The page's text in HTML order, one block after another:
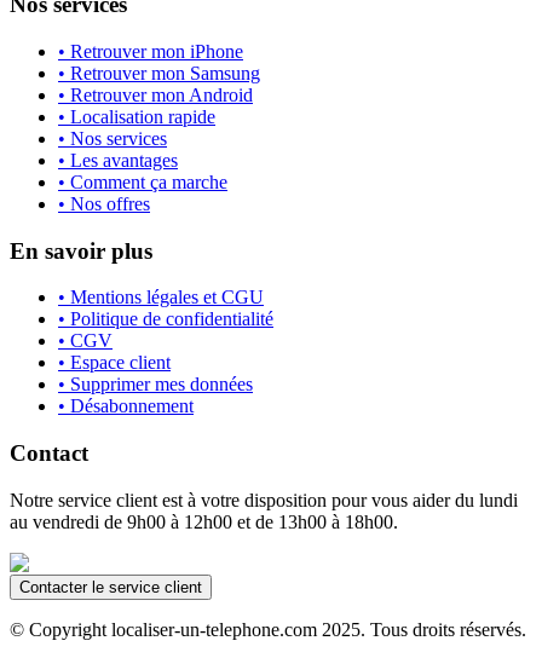
• Retrouver mon iPhone
• Retrouver mon Samsung
• Retrouver mon Android
• Localisation rapide
• Nos services
• Les avantages
• Comment ça marche
• Nos offres
En savoir plus
• Mentions légales et CGU
• Politique de confidentialité
• CGV
• Espace client
• Supprimer mes données
• Désabonnement
Contact
Notre service client est à votre disposition pour vous aider du lundi
au vendredi de 9h00 à 12h00 et de 13h00 à 18h00.
Contacter le service client
© Copyright localiser-un-telephone.com 2025. Tous droits réservés.